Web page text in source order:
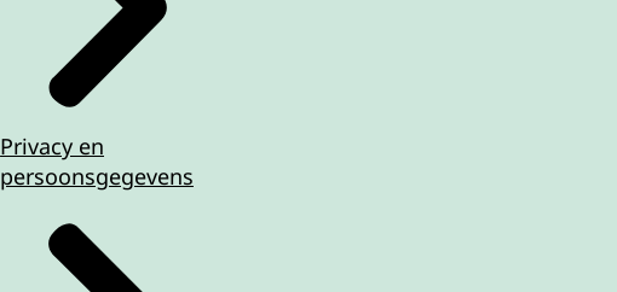
Privacy en
persoonsgegevens